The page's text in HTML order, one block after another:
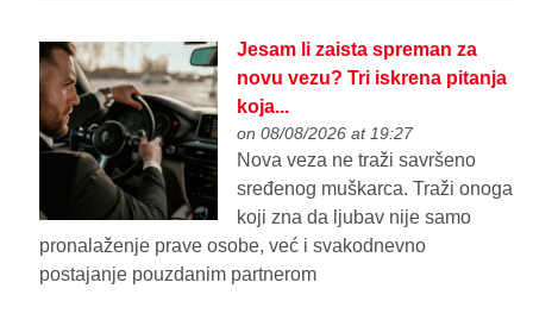
Jesam li zaista spreman za
novu vezu? Tri iskrena pitanja
koja...
on 08/08/2026 at 19:27
Nova veza ne traži savršeno
sređenog muškarca. Traži onoga
koji zna da ljubav nije samo
pronalaženje prave osobe, već i svakodnevno
postajanje pouzdanim partnerom